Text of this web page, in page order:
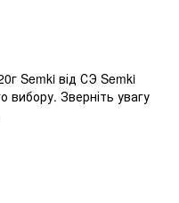
Semki від СЭ Semki
вибору. Зверніть увагу